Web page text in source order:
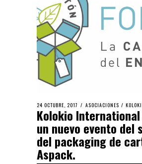
24 OCTUBRE, 2017 ASOCIACIONES /
Kolokio
un nuevo evento del
del packaging de
Aspack.